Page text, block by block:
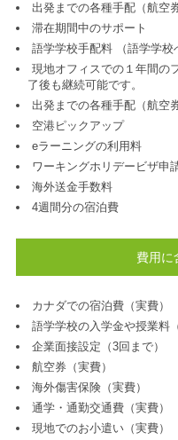
出発までの各種手配（航空
滞在期間中のサポート
語学学校手配料 （語学学校
現地オフィスでの１年間
了後も継続可能です。
出発までの各種手配（航空
空港ピックアップ
eラーニングの利用料
ワーキングホリデービザ申
海外送金手数料
4週間分の宿泊費
費用に
カナダでの宿泊費（実費）
語学学校の入学金や授業料
企業面接設定（3回まで）
航空券（実費）
海外傷害保険（実費）
通学・通勤交通費（実費）
現地でのお小遣い（実費）